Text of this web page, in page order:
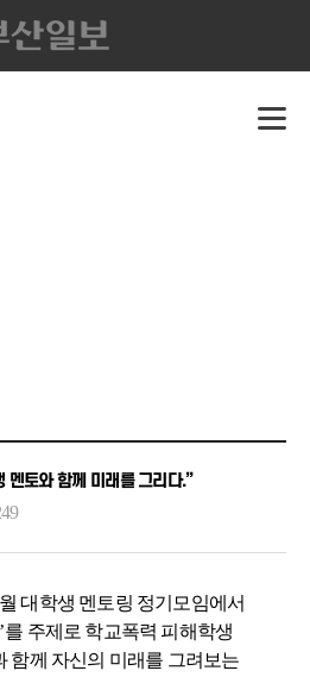
멘토와 함께 미래를 그리다.”
월 대학생 멘토링 정기모임에서
’를 주제로 학교폭력 피해학생
함께 자신의 미래를 그려보는